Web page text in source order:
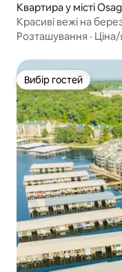
Квартира у місті
Красиві вежі на
Розташування · Ціна/
Вибір гостей
Вибір гостей